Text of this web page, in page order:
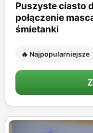
Puszyste ciasto
połączenie
śmietanki
🔥 Najpopularniejsze